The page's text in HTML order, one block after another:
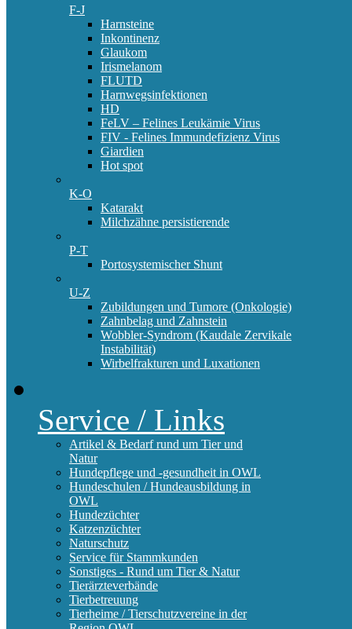
F-J
Harnsteine
Inkontinenz
Glaukom
Irismelanom
FLUTD
Harnwegsinfektionen
HD
FeLV – Felines Leukämie Virus
FIV - Felines Immundefizienz Virus
Giardien
Hot spot
K-O
Katarakt
Milchzähne persistierende
P-T
Portosystemischer Shunt
U-Z
Zubildungen und Tumore (Onkologie)
Zahnbelag und Zahnstein
Wobbler-Syndrom (Kaudale Zervikale
Instabilität)
Wirbelfrakturen und Luxationen
Service / Links
Artikel & Bedarf rund um Tier und
Natur
Hundepflege und -gesundheit in OWL
Hundeschulen / Hundeausbildung in
OWL
Hundezüchter
Katzenzüchter
Naturschutz
Service für Stammkunden
Sonstiges - Rund um Tier & Natur
Tierärzteverbände
Tierbetreuung
Tierheime / Tierschutzvereine in der